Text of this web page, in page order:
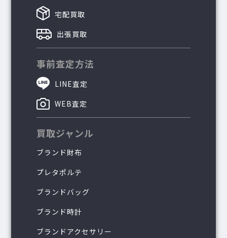
宅配買取
出張買取
事前査定方法
LINE査定
WEB査定
買取ジャンル
ブランド財布
プレタポルテ
ブランドバッグ
ブランド時計
ブランドアクセサリー